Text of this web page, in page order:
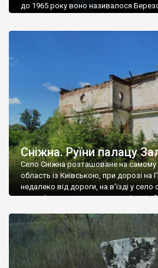
до 1965 року воно називалося
Наддністрянське відрізняється від
сіл. У селі є мурована Михайлівська
Сніжна. Руїни палацу
Село Сніжна розташоване на самому
область із Київською, при дорозі на
недалеко від дороги, на в’їзді у село
рельєфне пано, яке показує жінку і
не видно, але видно дві стареньких